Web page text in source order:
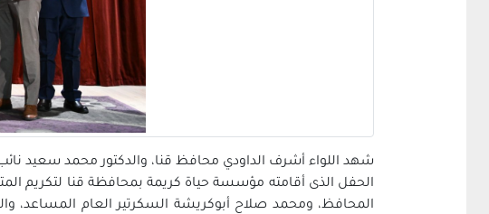
شهد اللواء أشرف الداودي محافظ قنا، والدكتور محمد سعيد
الحفل الذى أقامته مؤسسة حياة كريمة بمحافظة قنا لتكريم
المحافظ، ومحمد صلاح أبوكريشة السكرتير العام